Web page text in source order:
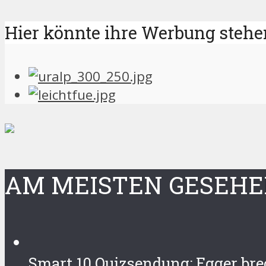
Hier könnte ihre Werbung
AM MEISTEN